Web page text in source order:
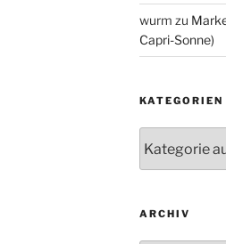
wurm zu
Capri-Sonne)
KATEGORIEN
ARCHIV